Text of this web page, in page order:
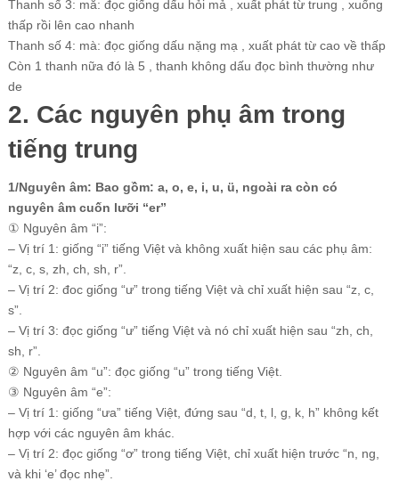
Thanh số 3: mă: đọc giống dấu hỏi mả , xuất phát từ trung , xuống
thấp rồi lên cao nhanh
Thanh số 4: mà: đọc giống dấu nặng mạ , xuất phát từ cao về thấp
Còn 1 thanh nữa đó là 5 , thanh không dấu đọc bình thường như
de
2. Các nguyên phụ âm trong
tiếng trung
1/Nguyên âm: Bao gồm: a, o, e, i, u, ü, ngoài ra còn có
nguyên âm cuốn lưỡi “er”
① Nguyên âm “i”:
– Vị trí 1: giống “i” tiếng Việt và không xuất hiện sau các phụ âm:
“z, c, s, zh, ch, sh, r”.
– Vị trí 2: đoc giống “ư” trong tiếng Việt và chỉ xuất hiện sau “z, c,
s”.
– Vị trí 3: đọc giống “ư” tiếng Việt và nó chỉ xuất hiện sau “zh, ch,
sh, r”.
② Nguyên âm “u”: đọc giống “u” trong tiếng Việt.
③ Nguyên âm “e”:
– Vị trí 1: giống “ưa” tiếng Việt, đứng sau “d, t, l, g, k, h” không kết
hợp với các nguyên âm khác.
– Vị trí 2: đọc giống “ơ” trong tiếng Việt, chỉ xuất hiện trước “n, ng,
và khi ‘e’ đọc nhẹ”.